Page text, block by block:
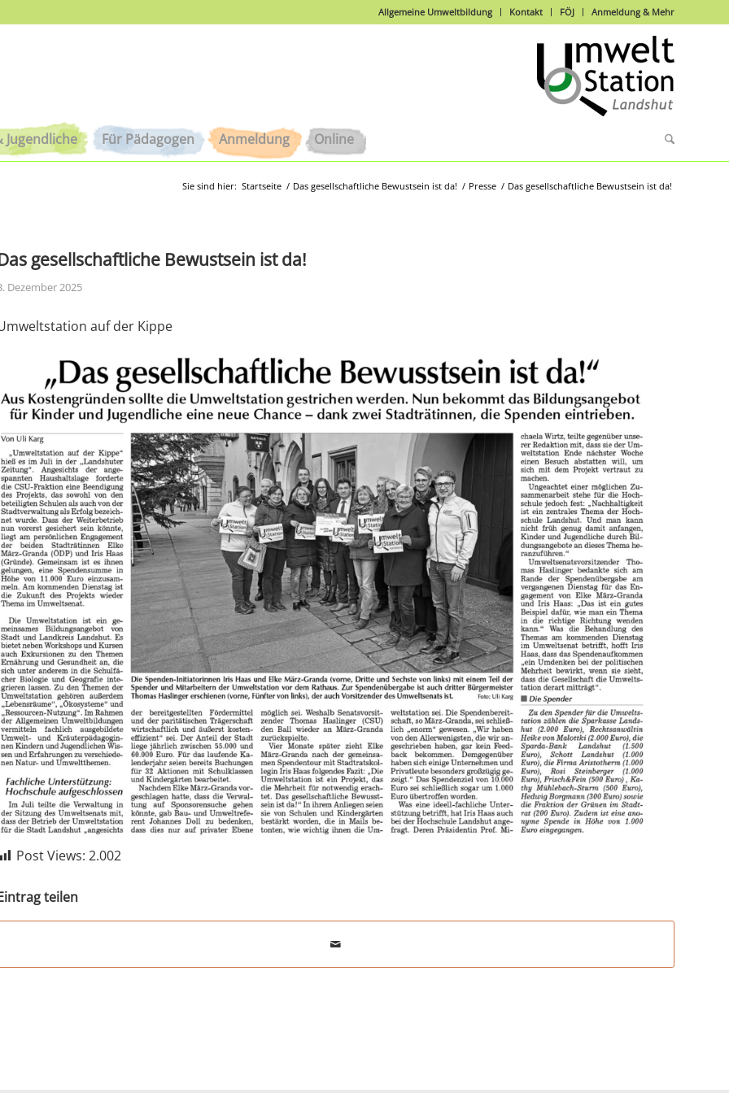
Allgemeine Umweltbildung Kontakt FÖJ Anmeldung & Mehr
Jugendliche Für Pädagogen Anmeldung Online
Sie sind hier: Startseite / Das gesellschaftliche Bewustsein ist da! / Presse / Das gesellschaftliche Bewustsein ist da!
gesellschaftliche Bewustsein ist da!
Dezember 2025
auf der Kippe
Post Views: 2.002
teilen